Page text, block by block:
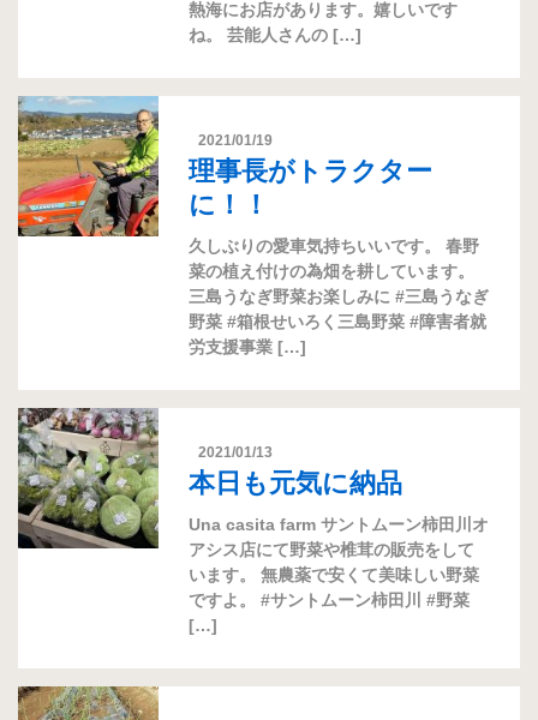
熱海にお店があります。嬉しいです
ね。 芸能人さんの […]
2021/01/19
理事長がトラクター
に！！
久しぶりの愛車気持ちいいです。 春野
菜の植え付けの為畑を耕しています。
三島うなぎ野菜お楽しみに #三島うなぎ
野菜 #箱根せいろく三島野菜 #障害者就
労支援事業 […]
2021/01/13
本日も元気に納品
Una casita farm サントムーン柿田川オ
アシス店にて野菜や椎茸の販売をして
います。 無農薬で安くて美味しい野菜
ですよ。 #サントムーン柿田川 #野菜
[…]